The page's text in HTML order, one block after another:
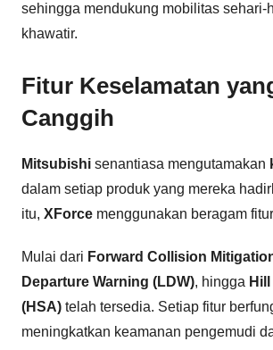
sehingga mendukung mobilitas sehari-
khawatir.
Fitur Keselamatan
Canggih
Mitsubishi senantiasa mengutamakan
dalam setiap produk yang mereka
itu, XForce menggunakan beragam
Mulai dari Forward Collision
Departure Warning (LDW), hingga
(HSA) telah tersedia. Setiap fitur
meningkatkan keamanan pengemudi